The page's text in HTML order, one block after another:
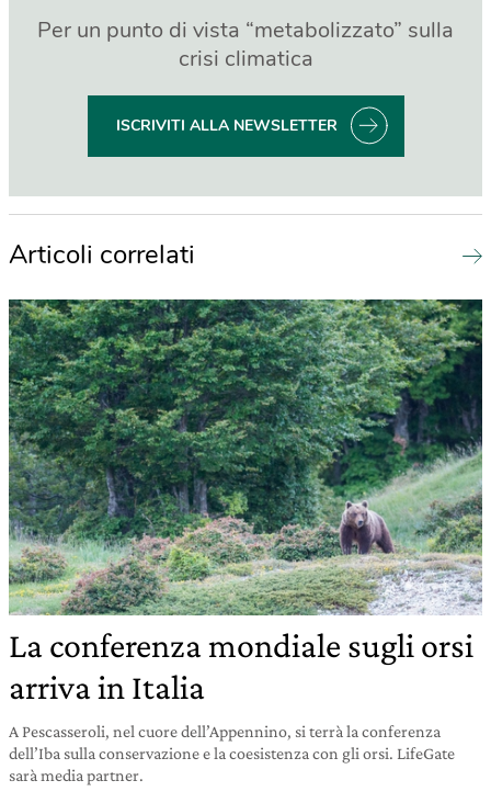
Per un punto di vista “metabolizzato” sulla
crisi climatica
ISCRIVITI ALLA NEWSLETTER
Articoli correlati
La conferenza mondiale sugli orsi
arriva in Italia
A Pescasseroli, nel cuore dell’Appennino, si terrà la conferenza
dell’Iba sulla conservazione e la coesistenza con gli orsi. LifeGate
sarà media partner.